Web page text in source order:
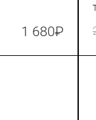
1 680₽